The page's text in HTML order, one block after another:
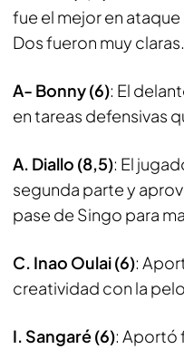
fue el mejor en ataque
Dos fueron muy claras.
A- Bonny (6): El
en tareas defensivas
A. Diallo (8,5): El
segunda parte y
pase de Singo para
C. Inao Oulai (6):
creatividad con la
I. Sangaré (6): Aportó